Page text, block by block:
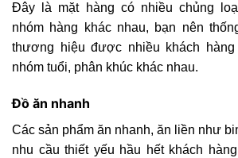
Đây là mặt hàng có nhiều chủng
nhóm hàng khác nhau, bạn nên
thương hiệu được nhiều khách
nhóm tuổi, phân khúc khác nhau.
Đồ ăn nhanh
Các sản phẩm ăn nhanh, ăn liền như
nhu cầu thiết yếu hầu hết khách